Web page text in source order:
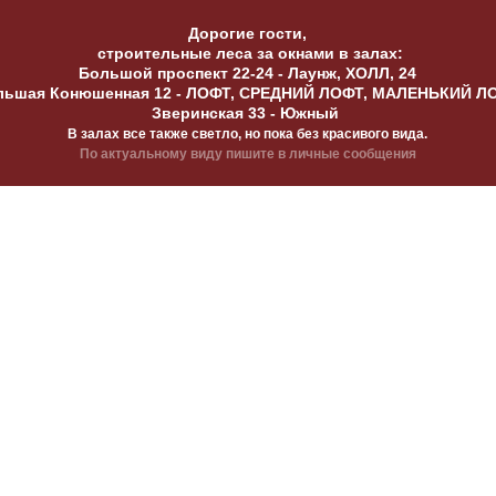
Дорогие гости,
строительные леса за окнами в залах:
Большой проспект 22-24 - Лаунж, ХОЛЛ, 24
Конюшенная 12 - ЛОФТ, СРЕДНИЙ ЛОФТ, МАЛЕНЬКИЙ
Зверинская 33 - Южный
В залах все также светло, но пока без красивого вида.
По актуальному виду пишите в личные сообщения